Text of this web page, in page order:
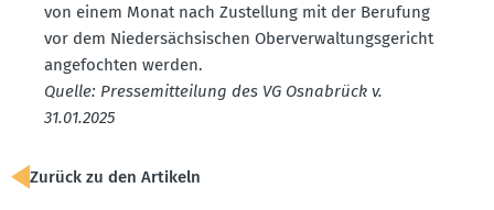
von einem Monat nach Zustellung mit der Berufung
vor dem Nieder­säch­si­schen Oberver­wal­tungs­ge­richt
angefochten werden.
Quelle: Presse­mit­teilung des VG Osnabrück v.
31.01.2025
Zurück zu den Artikeln